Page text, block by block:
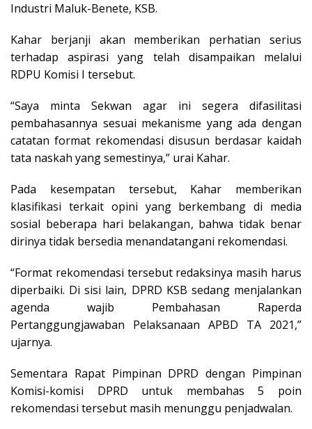
Industri Maluk-Benete, KSB.
Kahar berjanji akan memberikan perhatian serius
terhadap aspirasi yang telah disampaikan melalui
RDPU Komisi I tersebut.
“Saya minta Sekwan agar ini segera difasilitasi
pembahasannya sesuai mekanisme yang ada dengan
catatan format rekomendasi disusun berdasar kaidah
tata naskah yang semestinya,” urai Kahar.
Pada kesempatan tersebut, Kahar memberikan
klasifikasi terkait opini yang berkembang di media
sosial beberapa hari belakangan, bahwa tidak benar
dirinya tidak bersedia menandatangani rekomendasi.
“Format rekomendasi tersebut redaksinya masih harus
diperbaiki. Di sisi lain, DPRD KSB sedang menjalankan
agenda wajib Pembahasan Raperda
Pertanggungjawaban Pelaksanaan APBD TA 2021,”
ujarnya.
Sementara Rapat Pimpinan DPRD dengan Pimpinan
Komisi-komisi DPRD untuk membahas 5 poin
rekomendasi tersebut masih menunggu penjadwalan.